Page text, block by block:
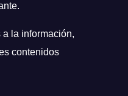
la información,
contenidos